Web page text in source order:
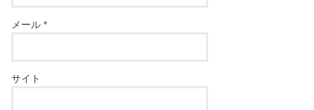
メール*
サイト